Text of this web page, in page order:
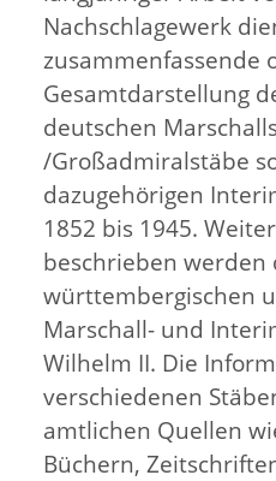
Nachschlagewerk
zusammenfassende
Gesamtdarstellung
deutschen
/Großadmiralstäbe
dazugehörigen
1852 bis 1945.
beschrieben werden
württembergischen
Marschall- und
Wilhelm II. Die
verschiedenen
amtlichen Quellen
Büchern,